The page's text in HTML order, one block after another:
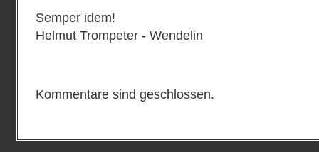
Semper idem!
Helmut Trompeter ‐ Wendelin
Kommentare sind geschlossen.